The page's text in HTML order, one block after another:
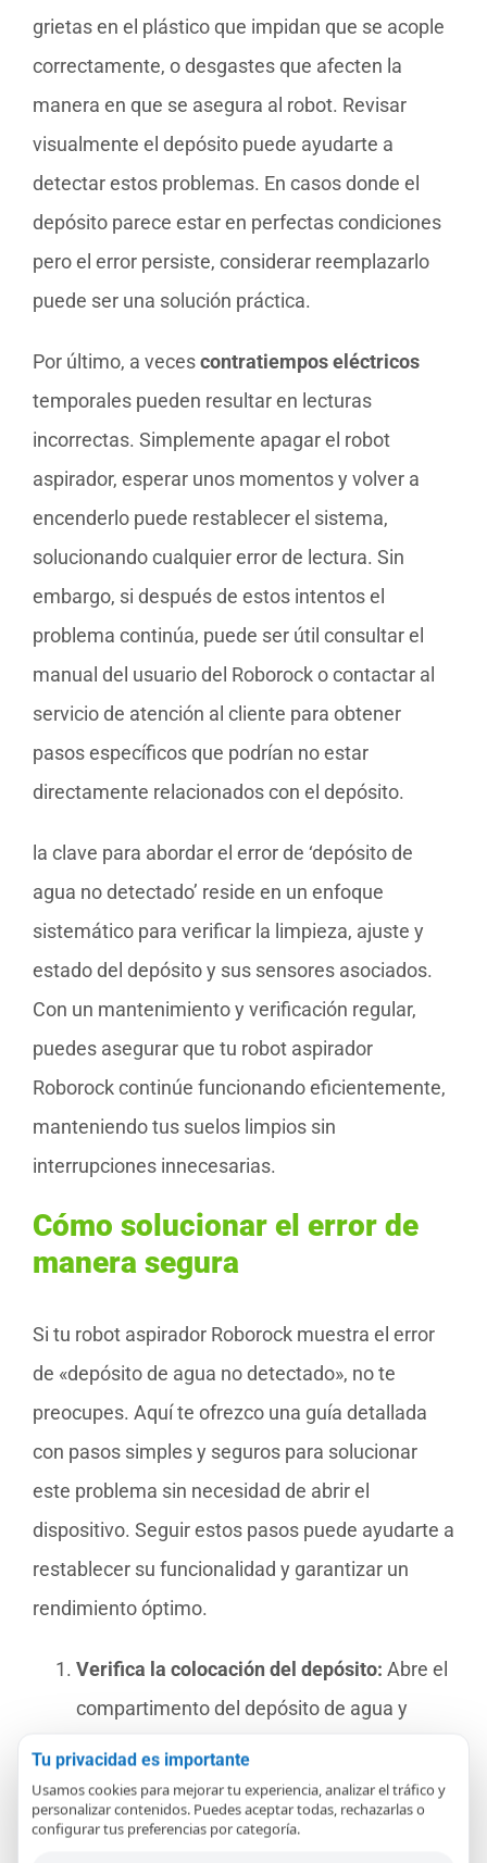
grietas en el plástico que impidan que se acople
correctamente, o desgastes que afecten la
manera en que se asegura al robot. Revisar
visualmente el depósito puede ayudarte a
detectar estos problemas. En casos donde el
depósito parece estar en perfectas condiciones
pero el error persiste, considerar reemplazarlo
puede ser una solución práctica.
Por último, a vecescontratiempos eléctricos
temporales pueden resultar en lecturas
incorrectas. Simplemente apagar el robot
aspirador, esperar unos momentos y volver a
encenderlo puede restablecer el sistema,
solucionando cualquier error de lectura. Sin
embargo, si después de estos intentos el
problema continúa, puede ser útil consultar el
manual del usuario del Roborock o contactar al
servicio de atención al cliente para obtener
pasos específicos que podrían no estar
directamente relacionados con el depósito.
la clave para abordar el error de ‘depósito de
agua no detectado’ reside en un enfoque
sistemático para verificar la limpieza, ajuste y
estado del depósito y sus sensores asociados.
Con un mantenimiento y verificación regular,
puedes asegurar que tu robot aspirador
Roborock continúe funcionando eficientemente,
manteniendo tus suelos limpios sin
interrupciones innecesarias.
Cómo solucionar el error de
manera segura
Si tu robot aspirador Roborock muestra el error
de «depósito de agua no detectado», no te
preocupes. Aquí te ofrezco una guía detallada
con pasos simples y seguros para solucionar
este problema sin necesidad de abrir el
dispositivo. Seguir estos pasos puede ayudarte a
restablecer su funcionalidad y garantizar un
rendimiento óptimo.
Verifica la colocación del depósito: Abre el
compartimento del depósito de agua y
asegúrate de que esté correctamente
insertado. Un depósito mal colocado es una
de las causas más comunes de este error.
Tu privacidad es importante
Usamos cookies para mejorar tu experiencia, analizar el tráfico y
personalizar contenidos. Puedes aceptar todas, rechazarlas o
configurar tus preferencias por categoría.